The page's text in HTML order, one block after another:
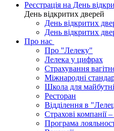
Реєстрація на День
День відкритих дверей
День відкритих
День відкритих
Про нас
Про "Лелеку"
Лелека у цифрах
Страхування
Міжнародні
Школа для
Ресторан
Відділення в
Страхові компанії
Програма